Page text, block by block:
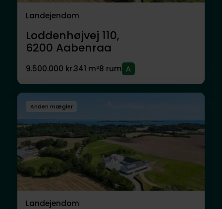
Landejendom
Loddenhøjvej 110,
6200 Aabenraa
9.500.000 kr.341 m²8 rum
Anden mægler
Landejendom